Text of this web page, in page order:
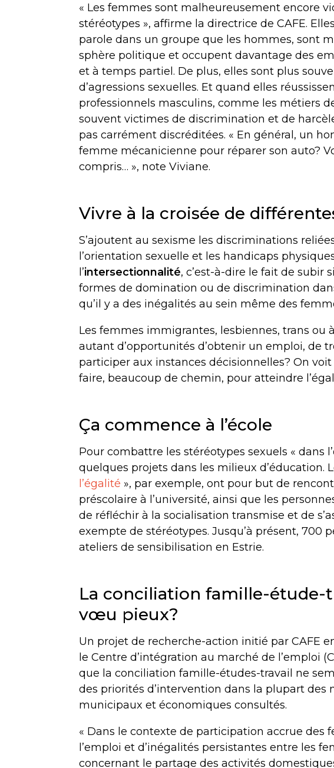
« Les femmes sont malheureusement encore
stéréotypes », affirme la directrice de CAFE.
parole dans un groupe que les hommes, sont
sphère politique et occupent davantage des
et à temps partiel. De plus, elles sont plus
d’agressions sexuelles. Et quand elles
professionnels masculins, comme les métiers
souvent victimes de discrimination et de
pas carrément discréditées. « En général, un
femme mécanicienne pour réparer son auto?
compris… », note Viviane.
Vivre à la croisée de
S’ajoutent au sexisme les discriminations
l’orientation sexuelle et les handicaps
l’intersectionnalité, c’est-à-dire le fait de subir
formes de domination ou de discrimination
qu’il y a des inégalités au sein même des
Les femmes immigrantes, lesbiennes, trans ou
autant d’opportunités d’obtenir un emploi, de
participer aux instances décisionnelles? On
faire, beaucoup de chemin, pour atteindre
Ça commence à l’école
Pour combattre les stéréotypes sexuels « dans
quelques projets dans les milieux d’éducation.
l’égalité », par exemple, ont pour but de
préscolaire à l’université, ainsi que les
de réfléchir à la socialisation transmise et de
exempte de stéréotypes. Jusqu’à présent, 700
ateliers de sensibilisation en Estrie.
La conciliation famille-étude-
vœu pieux?
Un projet de recherche-action initié par CAFE
le Centre d’intégration au marché de l’emploi
que la conciliation famille-études-travail ne
des priorités d’intervention dans la plupart des
municipaux et économiques consultés.
« Dans le contexte de participation accrue des
l’emploi et d’inégalités persistantes entre les
concernant le partage des activités